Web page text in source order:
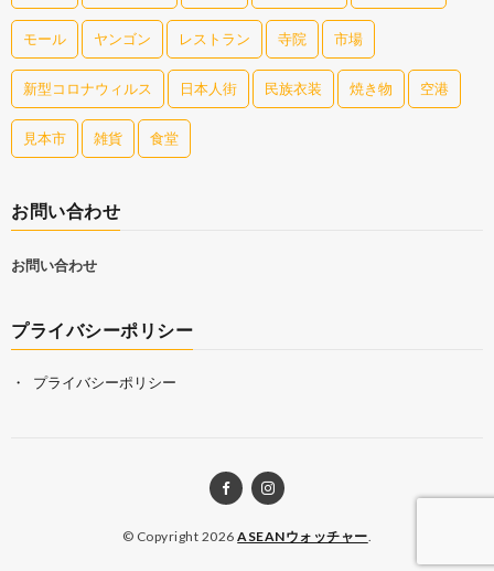
モール ヤンゴン レストラン 寺院 市場
新型コロナウィルス 日本人街 民族衣装 焼き物 空港
見本市 雑貨 食堂
お問い合わせ
お問い合わせ
プライバシーポリシー
プライバシーポリシー
© Copyright 2026ASEANウォッチャー.